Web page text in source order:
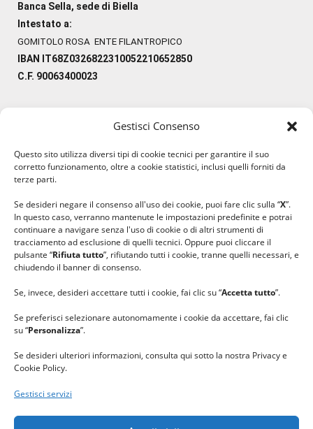
Gestisci Consenso
Questo sito utilizza diversi tipi di cookie tecnici per garantire il suo
corretto funzionamento, oltre a cookie statistici, inclusi quelli forniti da
terze parti.
Se desideri negare il consenso all'uso dei cookie, puoi fare clic sulla “X”.
In questo caso, verranno mantenute le impostazioni predefinite e potrai
continuare a navigare senza l'uso di cookie o di altri strumenti di
tracciamento ad esclusione di quelli tecnici. Oppure puoi cliccare il
pulsante “Rifiuta tutto”, rifiutando tutti i cookie, tranne quelli necessari, e
chiudendo il banner di consenso.
Se, invece, desideri accettare tutti i cookie, fai clic su “Accetta tutto”.
Se preferisci selezionare autonomamente i cookie da accettare, fai clic
su “Personalizza”.
Se desideri ulteriori informazioni, consulta qui sotto la nostra Privacy e
Cookie Policy.
Gestisci servizi
Banca Sella, sede di Biella
Intestato a:
GOMITOLO ROSA ENTE FILANTROPICO
IBAN IT68Z0326822310052210652850
C.F. 90063400023
#lanaterapia
#ilcaloredellempatia